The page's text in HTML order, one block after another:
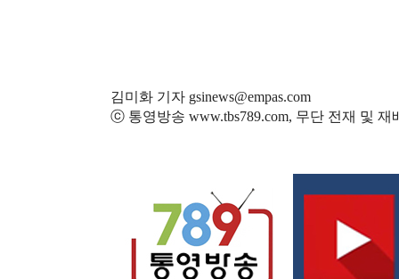
김미화 기자 gsinews@empas.com
ⓒ 통영방송 www.tbs789.com, 무단 전재 및 재